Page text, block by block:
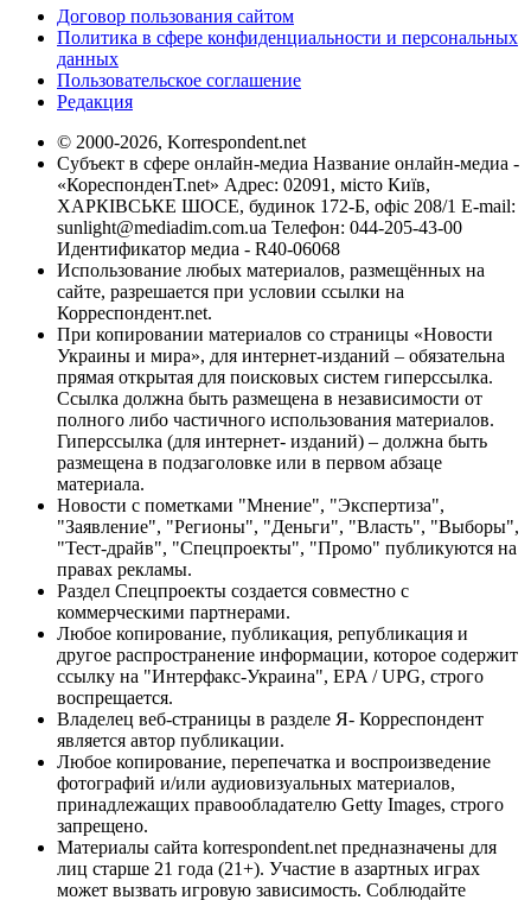
Договор пользования сайтом
Политика в сфере конфиденциальности и персональных
данных
Пользовательское соглашение
Редакция
© 2000-2026, Korrespondent.net
Субъект в сфере онлайн-медиа Название онлайн-медиа -
«КореспонденТ.net» Адрес: 02091, місто Київ,
ХАРКІВСЬКЕ ШОСЕ, будинок 172-Б, офіс 208/1 E-mail:
sunlight@mediadim.com.ua Телефон: 044-205-43-00
Идентификатор медиа - R40-06068
Использование любых материалов, размещённых на
сайте, разрешается при условии ссылки на
Корреспондент.net.
При копировании материалов со страницы «Новости
Украины и мира», для интернет-изданий – обязательна
прямая открытая для поисковых систем гиперссылка.
Ссылка должна быть размещена в независимости от
полного либо частичного использования материалов.
Гиперссылка (для интернет- изданий) – должна быть
размещена в подзаголовке или в первом абзаце
материала.
Новости с пометками "Мнение", "Экспертиза",
"Заявление", "Регионы", "Деньги", "Власть", "Выборы",
"Тест-драйв", "Спецпроекты", "Промо" публикуются на
правах рекламы.
Раздел Спецпроекты создается совместно с
коммерческими партнерами.
Любое копирование, публикация, републикация и
другое распространение информации, которое содержит
ссылку на "Интерфакс-Украина", EPA / UPG, строго
воспрещается.
Владелец веб-страницы в разделе Я- Корреспондент
является автор публикации.
Любое копирование, перепечатка и воспроизведение
фотографий и/или аудиовизуальных материалов,
принадлежащих правообладателю Getty Images, строго
запрещено.
Материалы сайта korrespondent.net предназначены для
лиц старше 21 года (21+). Участие в азартных играх
может вызвать игровую зависимость. Соблюдайте